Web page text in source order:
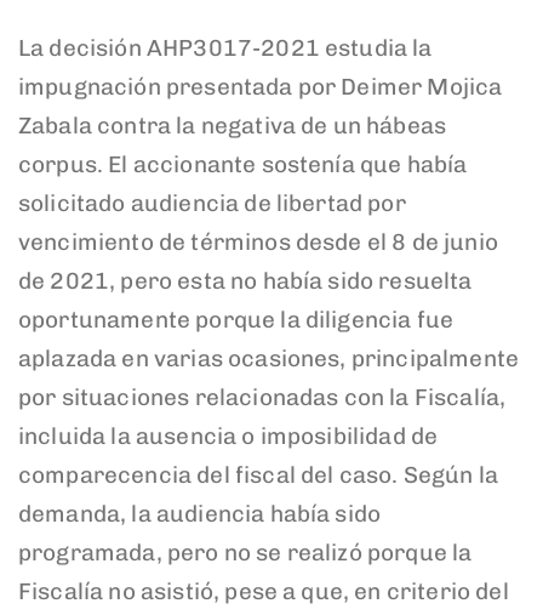
La decisión AHP3017-2021 estudia la
impugnación presentada por Deimer Mojica
Zabala contra la negativa de un hábeas
corpus. El accionante sostenía que había
solicitado audiencia de libertad por
vencimiento de términos desde el 8 de junio
de 2021, pero esta no había sido resuelta
oportunamente porque la diligencia fue
aplazada en varias ocasiones, principalmente
por situaciones relacionadas con la Fiscalía,
incluida la ausencia o imposibilidad de
comparecencia del fiscal del caso. Según la
demanda, la audiencia había sido
programada, pero no se realizó porque la
Fiscalía no asistió, pese a que, en criterio del